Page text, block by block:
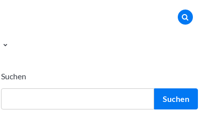
Suchen
Suchen